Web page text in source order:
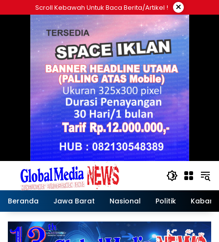
ke
Scroll Kebawah Untuk Baca Berita/artikel ! ×
Beranda Jawa Barat Nasional Politik Kabar